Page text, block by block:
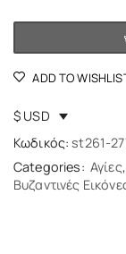
ADD TO
$ USD
Κωδικός: st261-
Categories: Αγίες,
Βυζαντινές